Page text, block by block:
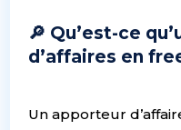
🔎 Qu’est-ce
d’affaires en
Un apporteur